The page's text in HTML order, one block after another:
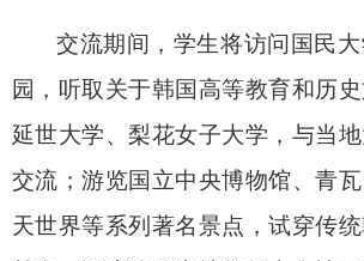
交流期间，学生将访问国民
园，听取关于韩国高等教育和历
延世大学、梨花女子大学，与当
交流；游览国立中央博物馆、青
天世界等系列著名景点，试穿传